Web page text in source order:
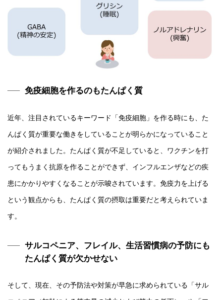
免疫細胞を作るのもたんぱく質
近年、注目されているキーワード「免疫細胞」を作る時にも、た
んぱく質が重要な働きをしていることが明らかになっていること
が紹介されました。たんぱく質が不足していると、ワクチンを打
ってもうまく抗原を作ることができず、インフルエンザなどの疾
患にかかりやすくなることが示唆されています。免疫力を上げる
という観点からも、たんぱく質の摂取は重要だと考えられていま
す。
サルコペニア、フレイル、生活習慣病の予防にも
たんぱく質が欠かせない
そして、現在、その予防法や対策が早急に求められている「サル